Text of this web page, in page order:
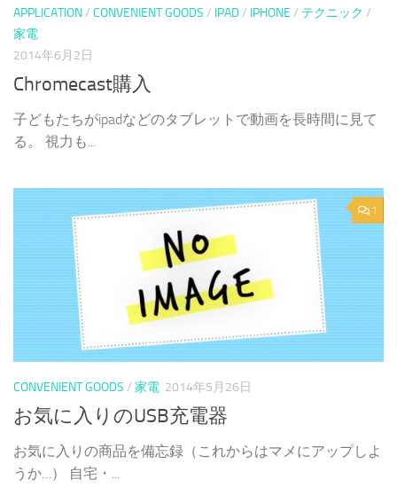
APPLICATION/ CONVENIENT GOODS / IPAD/ IPHONE / テクニック /
家電
2014年6月2日
Chromecast購入
子どもたちがipadなどのタブレットで動画を長時間に見て
る。 視力も...
1
CONVENIENT GOODS / 家電 2014年5月26日
お気に入りのUSB充電器
お気に入りの商品を備忘録（これからはマメにアップしよ
うか…） 自宅・...